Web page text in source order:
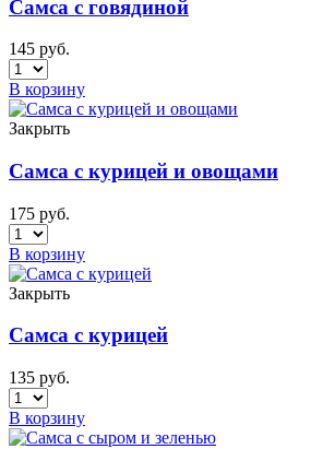
Самса с говядиной
145 руб.
В корзину
Закрыть
Самса с курицей и овощами
175 руб.
В корзину
Закрыть
Самса с курицей
135 руб.
В корзину